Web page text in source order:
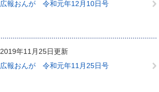
広報おんが 令和元年12月10日号
2019年11月25日更新
広報おんが 令和元年11月25日号